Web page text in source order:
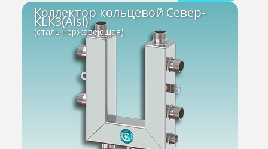
Коллектор кольцевой Север-
КLК3(Aisi)
(сталь нержавеющая)